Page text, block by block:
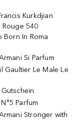
Kurkdjian
Rouge 540
Born In Roma
Si Parfum
Gaultier Le Male Le
Parfum
Stronger with